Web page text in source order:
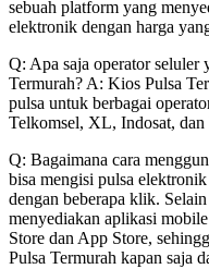
sebuah platform yang
elektronik dengan harga
Q: Apa saja operator seluler
Termurah? A: Kios Pulsa
pulsa untuk berbagai
Telkomsel, XL, Indosat, dan
Q: Bagaimana cara
bisa mengisi pulsa
dengan beberapa klik.
menyediakan aplikasi
Store dan App Store,
Pulsa Termurah kapan saja